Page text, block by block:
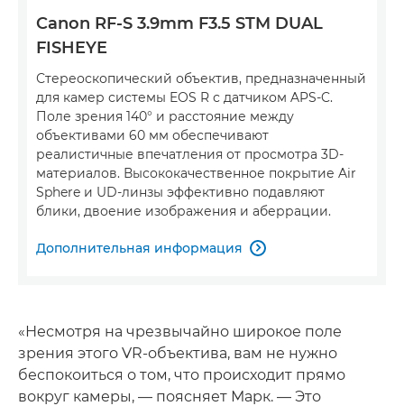
Canon RF-S 3.9mm F3.5 STM DUAL
FISHEYE
Стереоскопический объектив, предназначенный
для камер системы EOS R с датчиком APS-C.
Поле зрения 140° и расстояние между
объективами 60 мм обеспечивают
реалистичные впечатления от просмотра 3D-
материалов. Высококачественное покрытие Air
Sphere и UD-линзы эффективно подавляют
блики, двоение изображения и аберрации.
Дополнительная информация 
«Несмотря на чрезвычайно широкое поле
зрения этого VR-объектива, вам не нужно
беспокоиться о том, что происходит прямо
вокруг камеры, — поясняет Марк. — Это